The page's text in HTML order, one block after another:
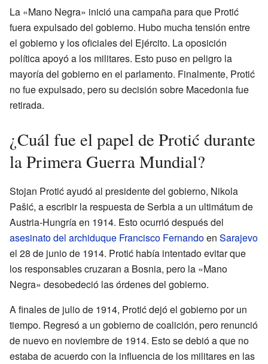
La «Mano Negra» inició una campaña para que Protić
fuera expulsado del gobierno. Hubo mucha tensión entre
el gobierno y los oficiales del Ejército. La oposición
política apoyó a los militares. Esto puso en peligro la
mayoría del gobierno en el parlamento. Finalmente, Protić
no fue expulsado, pero su decisión sobre Macedonia fue
retirada.
¿Cuál fue el papel de Protić durante
la Primera Guerra Mundial?
Stojan Protić ayudó al presidente del gobierno, Nikola
Pašić, a escribir la respuesta de Serbia a un ultimátum de
Austria-Hungría en 1914. Esto ocurrió después del
asesinato del archiduque Francisco Fernandoen Sarajevo
el 28 de junio de 1914. Protić había intentado evitar que
los responsables cruzaran a Bosnia, pero la «Mano
Negra» desobedeció las órdenes del gobierno.
A finales de julio de 1914, Protić dejó el gobierno por un
tiempo. Regresó a un gobierno de coalición, pero renunció
de nuevo en noviembre de 1914. Esto se debió a que no
estaba de acuerdo con la influencia de los militares en las